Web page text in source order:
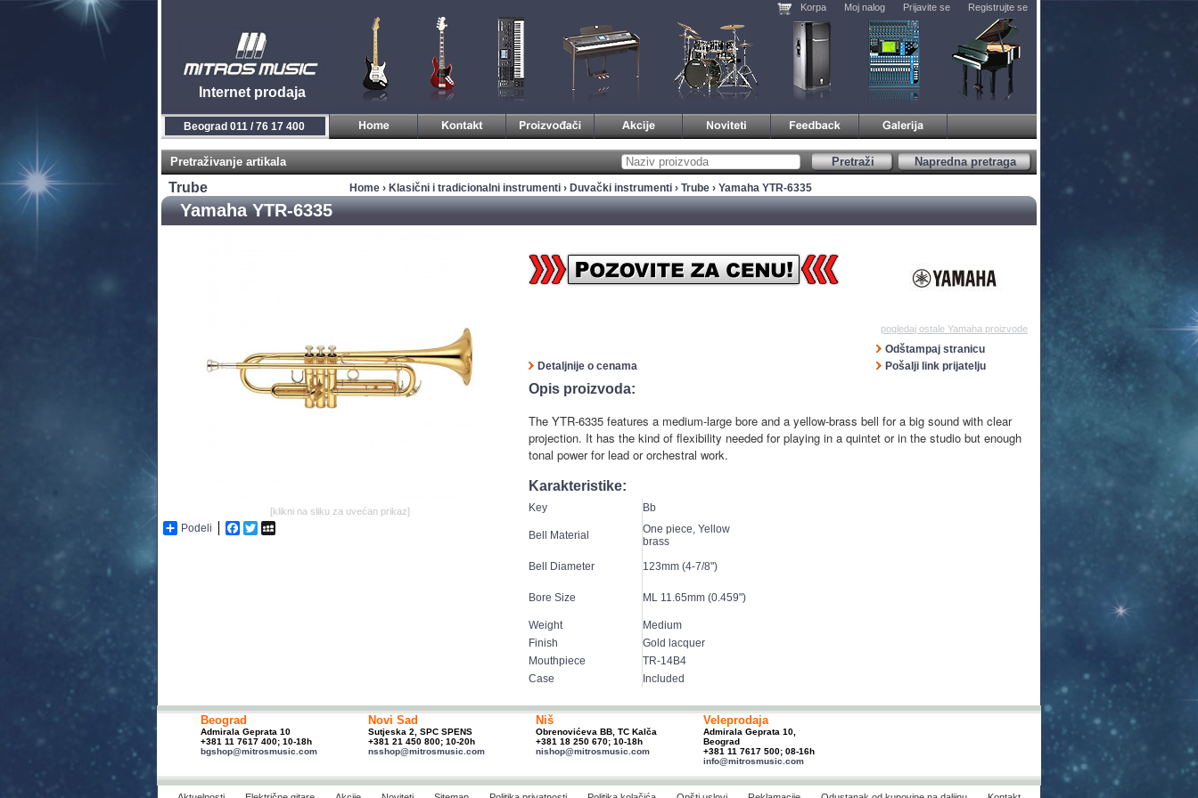
Internet prodaja
Korpa Moj nalog Prijavite se Registrujte se
Beograd 011 / 76 17 400
Pretraživanje artikala Napredna pretraga
Pretraži
Trube Home › Klasični i tradicionalni instrumenti › Duvački instrumenti › Trube › Yamaha YTR-6335
Yamaha YTR-6335
[klikni na sliku za uvećan prikaz]
Podeli Facebook
Twitter
pogledaj ostale Yamaha proizvode
Odštampaj stranicu
Detaljnije o cenama
Pošalji link prijatelju
Opis proizvoda:
The YTR-6335 features a medium-large bore and a yellow-brass bell for a big sound with clear
projection. It has the kind of flexibility needed for playing in a quintet or in the studio but enough
tonal power for lead or orchestral work.
Karakteristike:
Key Bb
Bell Material
One piece, Yellow
brass
Bell Diameter
123mm (4-7/8")
Bore Size ML 11.65mm (0.459")
Weight
Medium
Finish
Gold lacquer
Mouthpiece
TR-14B4
Case
Included
Beograd
Admirala Geprata 10
+381 11 7617 400; 10-18h
bgshop@mitrosmusic.com
Novi Sad
Sutjeska 2, SPC SPENS
+381 21 450 800; 10-20h
nsshop@mitrosmusic.com
Niš
Obrenovićeva BB, TC Kalča
+381 18 250 670; 10-18h
nishop@mitrosmusic.com
Veleprodaja
Admirala Geprata 10,
Beograd
+381 11 7617 500; 08-16h
info@mitrosmusic.com